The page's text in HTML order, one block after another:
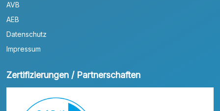
AVB
AEB
Datenschutz
Impressum
Zertifizierungen / Partnerschaften